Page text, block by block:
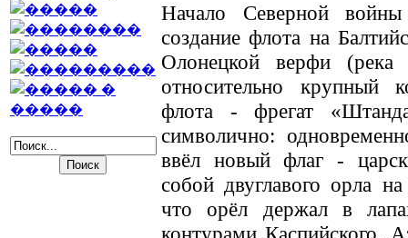
Начало Северной
создание флота на
Олонецкой верфи
относительно крупный
флота - фрегат
символично:
ввёл новый флаг -
собой двуглавого орла
что орёл держал в